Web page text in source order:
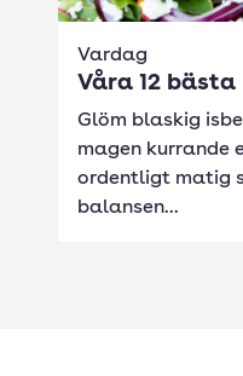
Vardag
Våra 12
Glöm blaskig
magen kurrande
ordentligt matig
balansen...